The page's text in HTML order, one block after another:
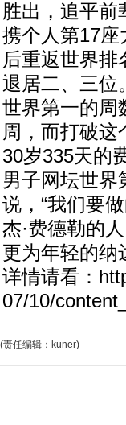
胜出，追平前
携个人第17座
后重返世界
退居二、三位
世界第一的周
周，而打破
30岁335天的
男子网坛世界
说，“我们要
杰·费德勒的
更为年轻的纳
详情请看：
07/10/
(责任编辑：kuner)